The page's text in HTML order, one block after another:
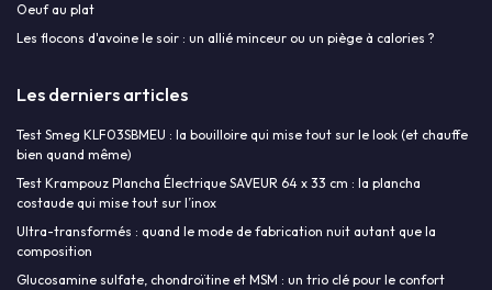
Oeuf au plat
Les flocons d'avoine le soir : un allié minceur ou un piège à calories ?
Les derniers articles
Test Smeg KLF03SBMEU : la bouilloire qui mise tout sur le look (et chauffe
bien quand même)
Test Krampouz Plancha Électrique SAVEUR 64 x 33 cm : la plancha
costaude qui mise tout sur l’inox
Ultra-transformés : quand le mode de fabrication nuit autant que la
composition
Glucosamine sulfate, chondroïtine et MSM : un trio clé pour le confort